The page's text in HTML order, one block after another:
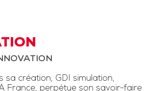
sa création, GDI simulation,
France, perpétue son savoir-faire